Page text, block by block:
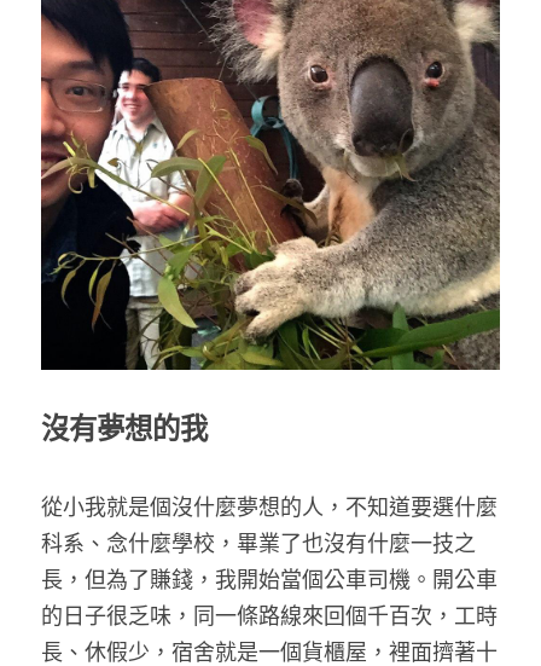
母語葡萄園
神學淺說
信仰生活
好書櫥窗
厝邊頭尾
家書
沒有夢想的我
從小我就是個沒什麼夢想的人，不知道要選什麼
科系、念什麼學校，畢業了也沒有什麼一技之
長，但為了賺錢，我開始當個公車司機。開公車
的日子很乏味，同一條路線來回個千百次，工時
長、休假少，宿舍就是一個貨櫃屋，裡面擠著十